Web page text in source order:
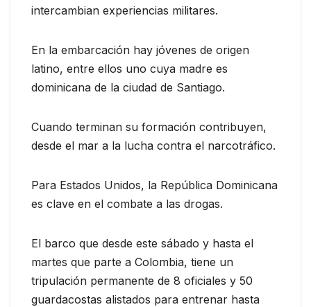
intercambian experiencias militares.
En la embarcación hay jóvenes de origen
latino, entre ellos uno cuya madre es
dominicana de la ciudad de Santiago.
Cuando terminan su formación contribuyen,
desde el mar a la lucha contra el narcotráfico.
Para Estados Unidos, la República Dominicana
es clave en el combate a las drogas.
El barco que desde este sábado y hasta el
martes que parte a Colombia, tiene un
tripulación permanente de 8 oficiales y 50
guardacostas alistados para entrenar hasta